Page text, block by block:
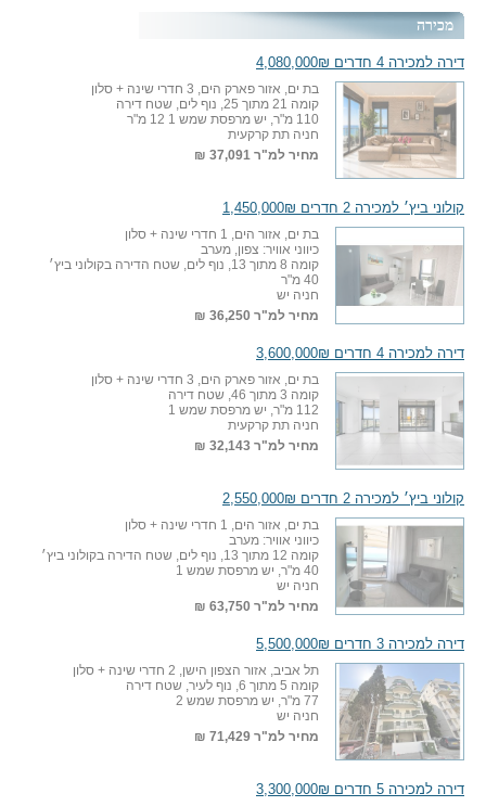
מכירה
דירה למכירה 4 חדרים 4,080,000₪
בת ים, אזור פארק הים, 3 חדרי שינה + סלון
קומה 21 מתוך 25, נוף לים, שטח דירה
110 מ"ר, יש מרפסת שמש 1 12 מ"ר
חניה תת קרקעית
מחיר למ"ר 37,091 ₪
קולוני ביץ׳ למכירה 2 חדרים 1,450,000₪
בת ים, אזור הים, 1 חדרי שינה + סלון
כיווני אוויר: צפון, מערב
קומה 8 מתוך 13, נוף לים, שטח הדירה בקולוני ביץ׳
40 מ"ר
חניה יש
מחיר למ"ר 36,250 ₪
דירה למכירה 4 חדרים 3,600,000₪
בת ים, אזור פארק הים, 3 חדרי שינה + סלון
קומה 3 מתוך 46, שטח דירה
112 מ"ר, יש מרפסת שמש 1
חניה תת קרקעית
מחיר למ"ר 32,143 ₪
קולוני ביץ׳ למכירה 2 חדרים 2,550,000₪
בת ים, אזור הים, 1 חדרי שינה + סלון
כיווני אוויר: מערב
קומה 12 מתוך 13, נוף לים, שטח הדירה בקולוני ביץ׳
40 מ"ר, יש מרפסת שמש 1
חניה יש
מחיר למ"ר 63,750 ₪
דירה למכירה 3 חדרים 5,500,000₪
תל אביב, אזור הצפון הישן, 2 חדרי שינה + סלון
קומה 5 מתוך 6, נוף לעיר, שטח דירה
77 מ"ר, יש מרפסת שמש 2
חניה יש
מחיר למ"ר 71,429 ₪
דירה למכירה 5 חדרים 3,300,000₪